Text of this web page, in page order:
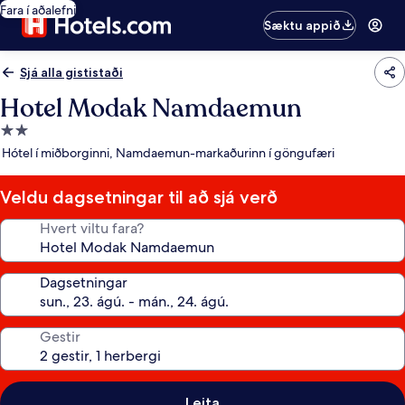
Fara í aðalefni
Sæktu appið
Sjá alla gististaði
Hotel Modak Namdaemun
2.0
stjörnu
Hótel í miðborginni, Namdaemun-markaðurinn í göngufæri
Veldu dagsetningar til að sjá verð
Hvert viltu fara?
Dagsetningar
Gestir